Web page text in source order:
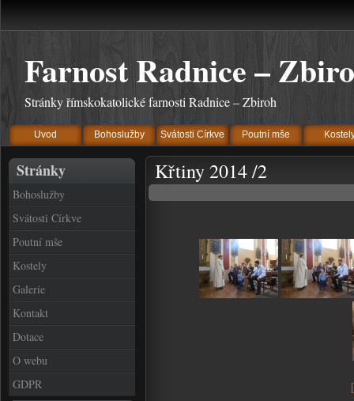
Farnost Radnice –
Stránky římskokatolické farnosti Radnice – Zbiroh
Uvod Bohoslužby Svátosti Církve Poutní mše
Stránky
Bohoslužby
Svátosti Církve
Poutní mše
Kostely
Galerie
Kontakt
Dotace
O webu
GDPR
Křtiny 2014 /2